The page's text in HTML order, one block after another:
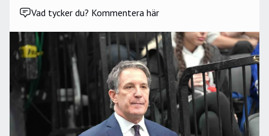
Vad tycker du? Kommentera här